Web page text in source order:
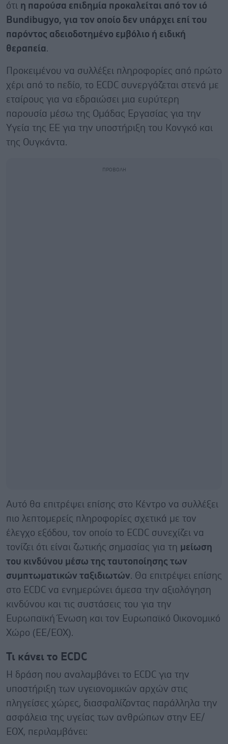
ότι η παρούσα επιδημία προκαλείται από τον ιό
Bundibugyo, για τον οποίο δεν υπάρχει επί του
παρόντος αδειοδοτημένο εμβόλιο ή ειδική
θεραπεία.
Προκειμένου να συλλέξει πληροφορίες από πρώτο
χέρι από το πεδίο, το ECDC συνεργάζεται στενά με
εταίρους για να εδραιώσει μια ευρύτερη
παρουσία μέσω της Ομάδας Εργασίας για την
Υγεία της ΕΕ για την υποστήριξη του Κονγκό και
της Ουγκάντα.
Αυτό θα επιτρέψει επίσης στο Κέντρο να συλλέξει
πιο λεπτομερείς πληροφορίες σχετικά με τον
έλεγχο εξόδου, τον οποίο το ECDC συνεχίζει να
τονίζει ότι είναι ζωτικής σημασίας για τη μείωση
του κινδύνου μέσω της ταυτοποίησης των
συμπτωματικών ταξιδιωτών. Θα επιτρέψει επίσης
στο ECDC να ενημερώνει άμεσα την αξιολόγηση
κινδύνου και τις συστάσεις του για την
Ευρωπαϊκή Ένωση και τον Ευρωπαϊκό Οικονομικό
Χώρο (ΕΕ/ΕΟΧ).
Τι κάνει το ECDC
Η δράση που αναλαμβάνει το ECDC για την
υποστήριξη των υγειονομικών αρχών στις
πληγείσες χώρες, διασφαλίζοντας παράλληλα την
ασφάλεια της υγείας των ανθρώπων στην ΕΕ/
ΕΟΧ, περιλαμβάνει: